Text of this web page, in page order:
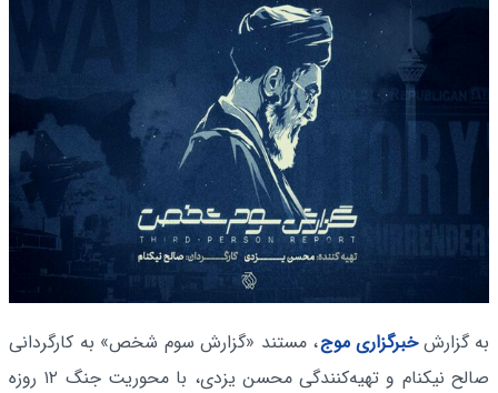
به گزارشخبرگزاری موج، مستند «گزارش سوم شخص» به کارگردانی
صالح نیکنام و تهیه‌کنندگی محسن یزدی، با محوریت جنگ ۱۲ روزه